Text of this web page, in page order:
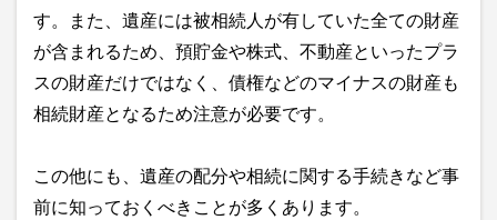
す。また、遺産には被相続人が有していた全ての財産
が含まれるため、預貯金や株式、不動産といったプラ
スの財産だけではなく、債権などのマイナスの財産も
相続財産となるため注意が必要です。
この他にも、遺産の配分や相続に関する手続きなど事
前に知っておくべきことが多くあります。